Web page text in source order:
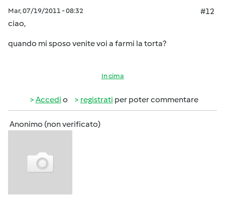
Mar, 07/19/2011 - 08:32
#12
ciao,
quando mi sposo venite voi a farmi la torta?
In cima
Accedi o registrati per poter commentare
Anonimo (non verificato)